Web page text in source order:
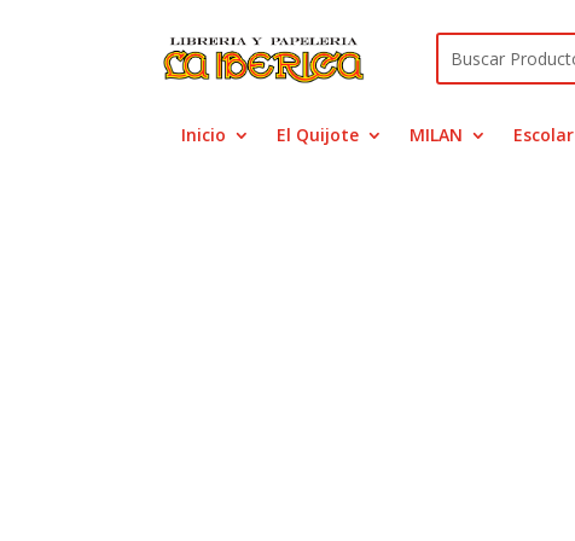
Inicio El Quijote MILAN Escolar